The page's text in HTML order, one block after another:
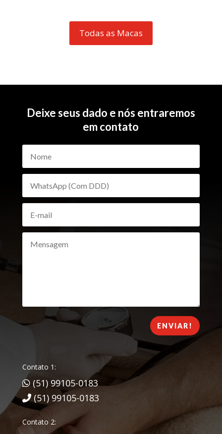
Todas as Macas
Deixe seus dado e nós entraremos
em contato
ENVIAR!
Contato 1:
(51) 99105-0183
(51) 99105-0183
Contato 2: